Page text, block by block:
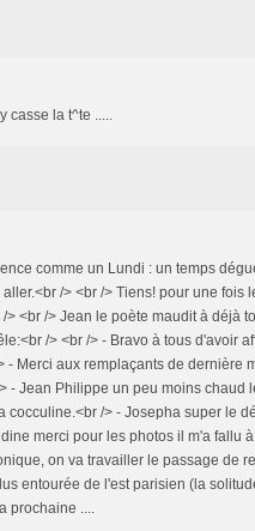
la t^te .....
comme un Lundi : un temps
/> <br /> Tiens! pour une fois
<br /> Jean le poète maudit à déjà
/> <br /> - Bravo à tous d'avoir
- Merci aux remplaçants de dernière
- Jean Philippe un peu moins chaud
cocculine.<br /> - Josepha super le
merci pour les photos il m'a fallu
on va travailler le passage de
entourée de l'est parisien (la
prochaine ....